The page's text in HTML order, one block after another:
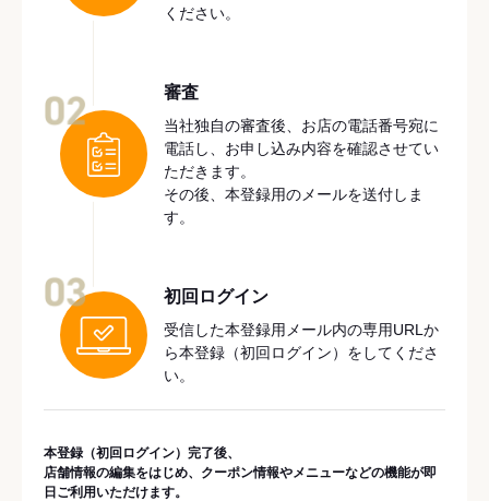
ください。
審査
当社独自の審査後、お店の電話番号宛に
電話し、お申し込み内容を確認させてい
ただきます。
その後、本登録用のメールを送付しま
す。
初回ログイン
受信した本登録用メール内の専用URLか
ら本登録（初回ログイン）をしてくださ
い。
本登録（初回ログイン）完了後、
店舗情報の編集をはじめ、クーポン情報やメニューなどの機能が即
日ご利用いただけます。